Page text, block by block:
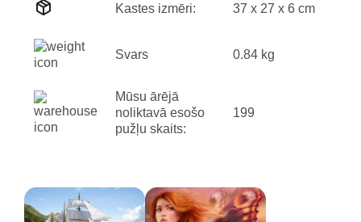
Kastes izmēri: 37 x 27 x 6 cm
Svars 0.84 kg
Mūsu ārējā
noliktavā esošo
pužļu skaits:
199